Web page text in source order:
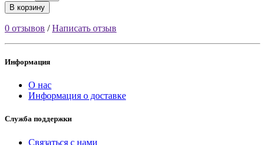
В корзину
0 отзывов /Написать отзыв
Информация
О нас
Информация о доставке
Служба поддержки
Связаться с нами